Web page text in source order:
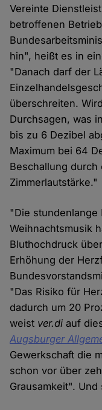
Vereinte
betroffenen
hin", heißt es in
"Danach darf der
überschreiten.
Durchsagen, was
bis zu 6 Dezibel
Maximum bei 64
Beschallung durch
Zimmerlautstärke."
"Die stundenlange
Weihnachtsmusik
Bluthochdruck
Erhöhung der
"Das Risiko für
dadurch um 20
weist ver.di auf
Augsburger
Gewerkschaft die
schon vor über
Grausamkeit".